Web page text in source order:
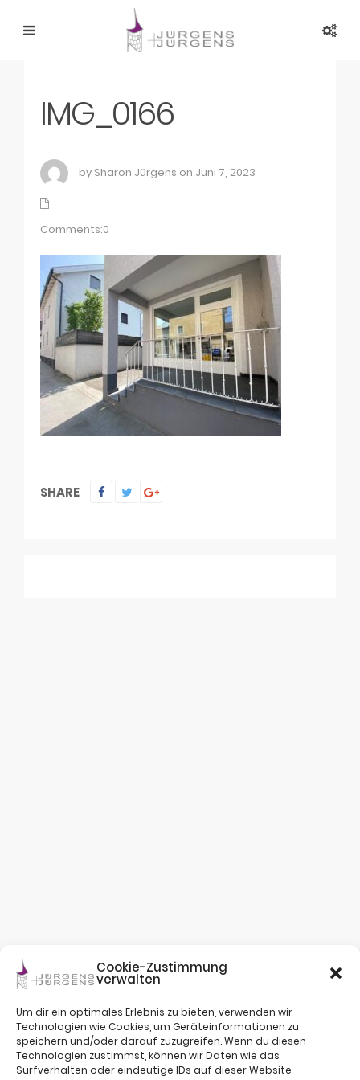
Cookie-Zustimmung
verwalten
Um dir ein optimales Erlebnis zu bieten, verwenden wir
Technologien wie Cookies, um Geräteinformationen zu
speichern und/oder darauf zuzugreifen. Wenn du diesen
Technologien zustimmst, können wir Daten wie das
Surfverhalten oder eindeutige IDs auf dieser Website
IMG_0166
by Sharon Jürgens on Juni 7, 2023
Comments:0
SHARE